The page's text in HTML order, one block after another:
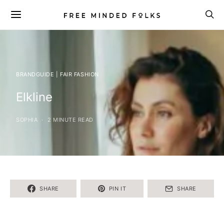
BRANDGUIDE | FAIR FASHION
Elkline
SOPHIA 2 MINUTE READ
SHARE PIN IT SHARE